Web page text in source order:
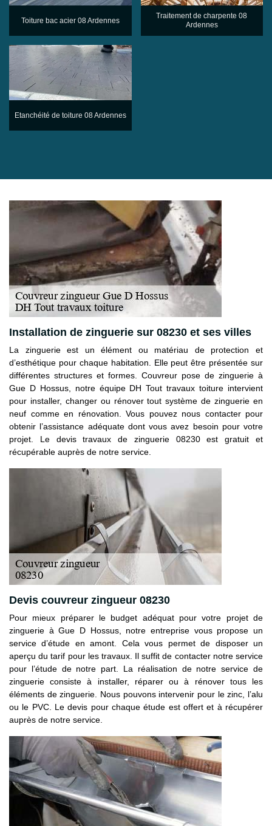
Toiture bac acier 08 Ardennes
Traitement de charpente 08
Ardennes
Etanchéité de toiture 08 Ardennes
Installation de zinguerie sur 08230 et ses villes
La zinguerie est un élément ou matériau de protection et
d’esthétique pour chaque habitation. Elle peut être présentée sur
différentes structures et formes. Couvreur pose de zinguerie à
Gue D Hossus, notre équipe DH Tout travaux toiture intervient
pour installer, changer ou rénover tout système de zinguerie en
neuf comme en rénovation. Vous pouvez nous contacter pour
obtenir l’assistance adéquate dont vous avez besoin pour votre
projet. Le devis travaux de zinguerie 08230 est gratuit et
récupérable auprès de notre service.
Devis couvreur zingueur 08230
Pour mieux préparer le budget adéquat pour votre projet de
zinguerie à Gue D Hossus, notre entreprise vous propose un
service d’étude en amont. Cela vous permet de disposer un
aperçu du tarif pour les travaux. Il suffit de contacter notre service
pour l’étude de notre part. La réalisation de notre service de
zinguerie consiste à installer, réparer ou à rénover tous les
éléments de zinguerie. Nous pouvons intervenir pour le zinc, l’alu
ou le PVC. Le devis pour chaque étude est offert et à récupérer
auprès de notre service.